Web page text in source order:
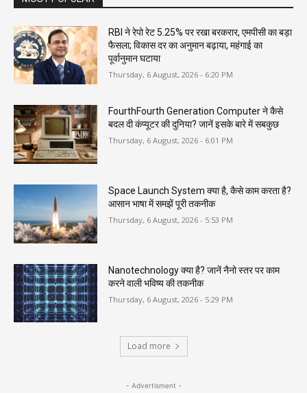
RBI ने रेपो रेट 5.25% पर रखा बरकरार, एमपीसी का बड़ा
फैसला; विकास दर का अनुमान बढ़ाया, महंगाई का
पूर्वानुमान घटाया
Thursday, 6 August, 2026 - 6:20 PM
FourthFourth Generation Computer ने कैसे
बदल दी कंप्यूटर की दुनिया? जानें इसके बारे में सबकुछ
Thursday, 6 August, 2026 - 6:01 PM
Space Launch System क्या है, कैसे काम करता है?
आसान भाषा में समझें पूरी तकनीक
Thursday, 6 August, 2026 - 5:53 PM
Nanotechnology क्या है? जानें नैनो स्तर पर काम
करने वाली भविष्य की तकनीक
Thursday, 6 August, 2026 - 5:29 PM
Load more
- Advertisment -